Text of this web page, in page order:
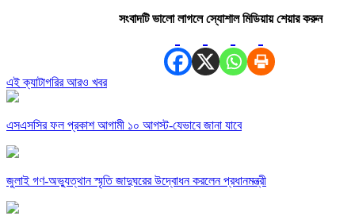
সংবাদটি ভালো লাগলে স্যোশাল মিডিয়ায় শেয়ার করুন
এই ক্যাটাগরির আরও খবর
এসএসসির ফল প্রকাশ আগামী ১০ আগস্ট-যেভাবে জানা যাবে
জুলাই গণ-অভ্যুত্থান স্মৃতি জাদুঘরের উদ্বোধন করলেন প্রধানমন্ত্রী